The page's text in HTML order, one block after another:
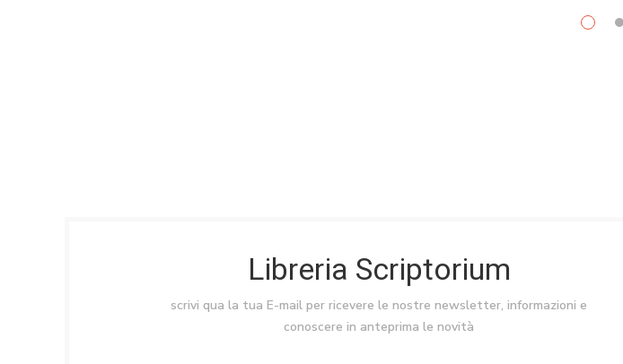
Libreria Scriptorium
scrivi qua la tua E-mail per ricevere le nostre newsletter, informazioni e
conoscere in anteprima le novità